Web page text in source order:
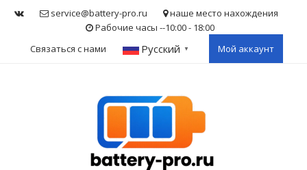
service@battery-pro.ru
наше место нахождения
Рабочие часы --10:00 - 18:00
Связаться с нами
Русский ▼ Мой аккаунт